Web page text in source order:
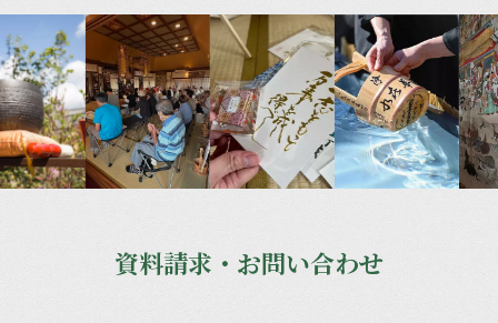
資料請求・お問い合わせ